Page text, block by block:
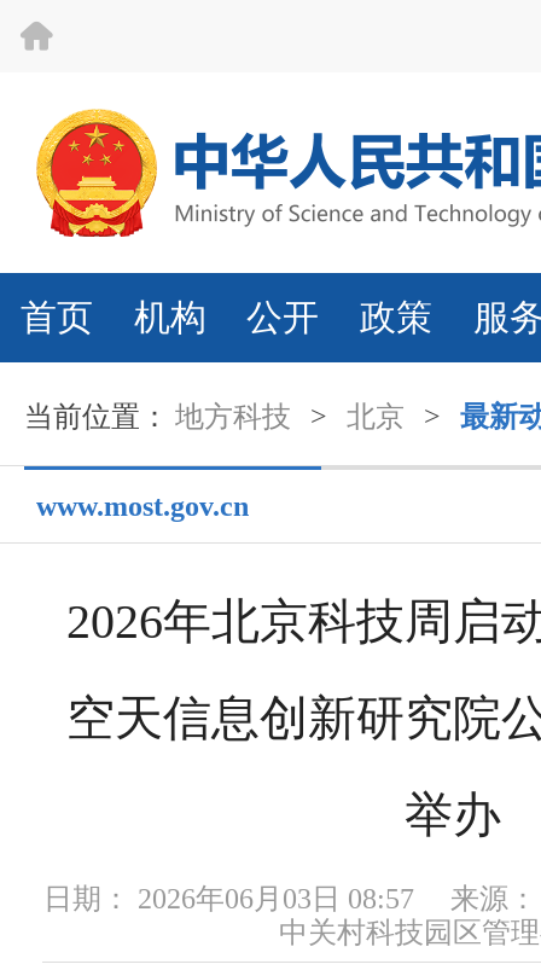
首页 机构 公开 政策 服
当前位置： 地方科技 > 北京 > 最新
www.most.gov.cn
2026年北京科技周启
空天信息创新研究院
举办
日期： 2026年06月03日 08:57 来源
中关村科技园区管